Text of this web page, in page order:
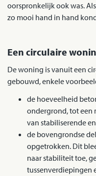
oorspronkelijk ook was.
zo mooi hand in hand
Een circulaire
De woning is vanuit een
gebouwd, enkele
de hoeveelheid
ondergrond, tot een
van stabiliserende
de bovengrondse
opgetrokken. Dit
naar stabiliteit toe,
tussenverdiepingen